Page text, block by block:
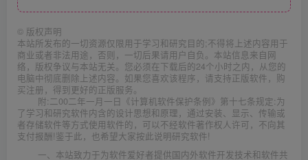
© 版权声明
本站所发布的一切资源仅限用于学习和研究目的;不得将上述内容用于
商业或者非法用途，否则，一切后果请用户自负。本站信息来自网
络，版权争议与本站无关。您必须在下载后的24个小时之内，从您的
电脑中彻底删除上述内容。如果您喜欢该程序，请支持正版软件，购
买注册，得到更好的正版服务。
附:二00二年一月一日《计算机软件保护条例》第十七条规定:为
了学习和研究软件内含的设计思想和原理，通过安装、显示、传输或
者存储软件等方式使用软件的，可以不经软件著作权人许可，不向其
支付报酬!鉴于此，也希望大家按此说明研究软件!
一、本站致力于为软件爱好者提供国内外软件开发技术和软件共